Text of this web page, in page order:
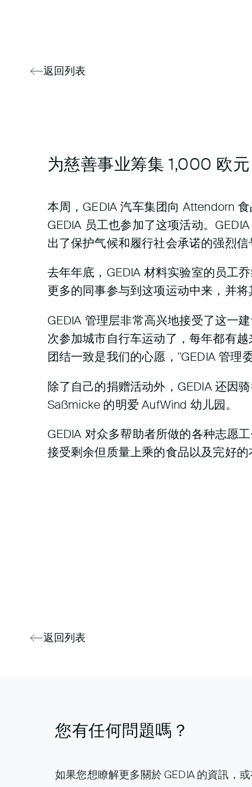
返回列表
为慈善事业筹集 1,000 欧
本周，GEDIA 汽车集团向 Attendorn
GEDIA 员工也参加了这项活动。
出了保护气候和履行社会承诺的强烈
去年年底，GEDIA 材料实验室的员工
更多的同事参与到这项运动中来，并将
GEDIA 管理层非常高兴地接受了这一
次参加城市自行车运动了，每年都有
团结一致是我们的心愿，"GEDIA 管理
除了自己的捐赠活动外，GEDIA 还因
Saßmicke 的明爱 AufWind 幼儿园。
GEDIA 对众多帮助者所做的各种志愿
接受剩余但质量上乘的食品以及完好的
返回列表
您有任何問題嗎？
如果您想瞭解更多關於 GEDIA 的資訊，